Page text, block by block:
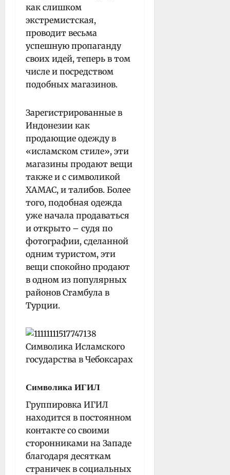
как слишком
экстремистская,
проводит весьма
успешную пропаганду
своих идей, теперь в том
числе и посредством
подобных магазинов.
Зарегистрированные в
Индонезии как
продающие одежду в
«исламском стиле», эти
магазины продают вещи
также и с символикой
ХАМАС, и талибов. Более
того, подобная одежда
уже начала продаваться
и открыто – судя по
фотографии, сделанной
одним туристом, эти
вещи спокойно продают
в одном из популярных
районов Стамбула в
Турции.
Символика ИГИЛ
Группировка ИГИЛ
находится в постоянном
контакте со своими
сторонниками на Западе
благодаря десяткам
страничек в социальных